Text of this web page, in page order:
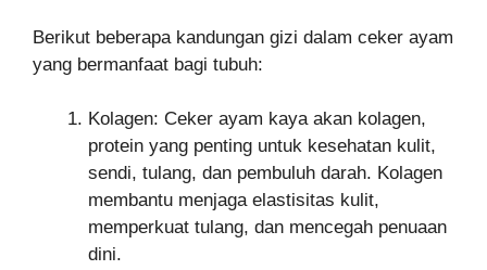
Berikut beberapa kandungan gizi dalam ceker ayam
yang bermanfaat bagi tubuh:
Kolagen: Ceker ayam kaya akan kolagen,
protein yang penting untuk kesehatan kulit,
sendi, tulang, dan pembuluh darah. Kolagen
membantu menjaga elastisitas kulit,
memperkuat tulang, dan mencegah penuaan
dini.